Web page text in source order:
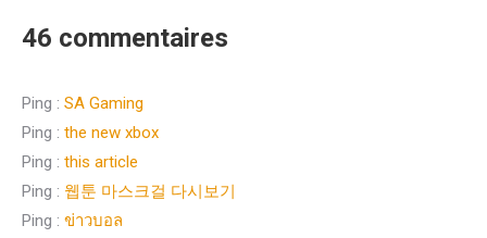
46 commentaires
Ping : SA Gaming
Ping : the new xbox
Ping : this article
Ping : 웹툰 마스크걸 다시보기
Ping : ข่าวบอล